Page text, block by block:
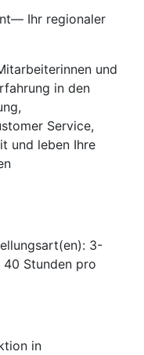
Ihr regionaler
und
in den
Service,
und leben Ihre
3-
Stunden pro
in